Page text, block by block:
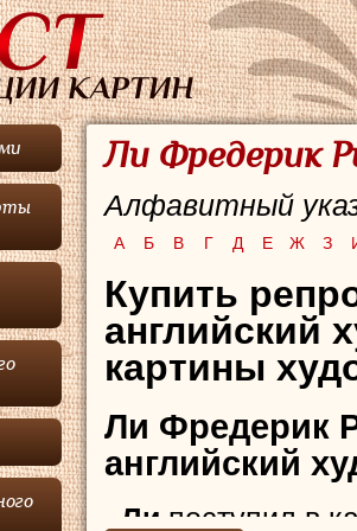
Ли Фредерик
Алфавитный
А Б В Г Д Е Ж З
Купить
английский
картины
Ли Фредерик
английский
Ли поступил в